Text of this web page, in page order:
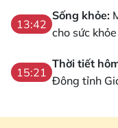
13:42
Sống khỏe:
cho sức khỏe
15:21
Thời tiết
Đông tỉnh